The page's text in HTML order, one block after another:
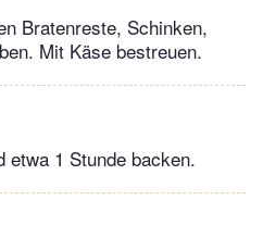
Bratenreste, Schinken,
Mit Käse bestreuen.
etwa 1 Stunde backen.